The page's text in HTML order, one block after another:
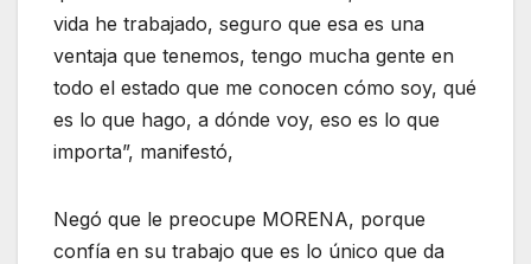
vida he trabajado, seguro que esa es una
ventaja que tenemos, tengo mucha gente en
todo el estado que me conocen cómo soy, qué
es lo que hago, a dónde voy, eso es lo que
importa”, manifestó,
Negó que le preocupe MORENA, porque
confía en su trabajo que es lo único que da